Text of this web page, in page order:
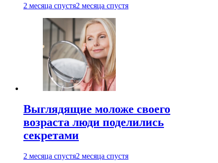
2 месяца спустя2 месяца спустя
Выглядящие моложе своего
возраста люди поделились
секретами
2 месяца спустя2 месяца спустя